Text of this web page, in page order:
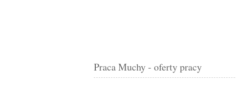
Praca Muchy - oferty pracy